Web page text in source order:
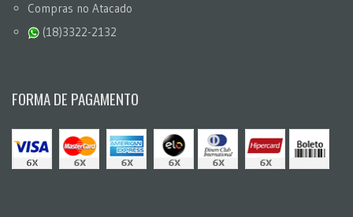
Compras no Atacado
(18)3322-2132
FORMA DE PAGAMENTO